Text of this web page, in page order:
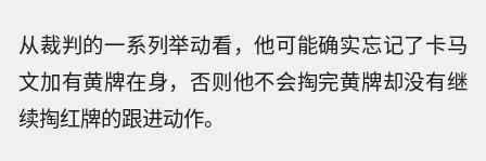
从裁判的一系列举动看，他可能确实忘记了卡马
文加有黄牌在身，否则他不会掏完黄牌却没有继
续掏红牌的跟进动作。